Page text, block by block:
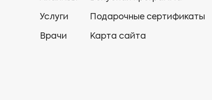
Услуги
Врачи
Подарочные сертификаты
Карта сайта